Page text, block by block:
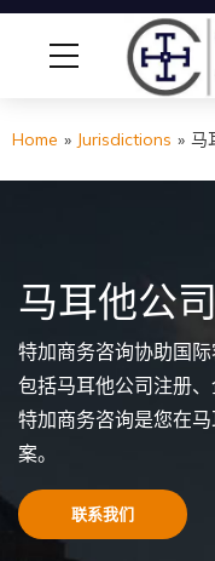
Home » Jurisdictions » 马
马耳他公
特加商务咨询协助国
包括马耳他公司注册
特加商务咨询是您在
案。
联系我们